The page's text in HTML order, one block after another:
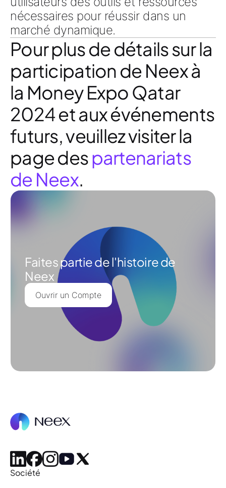
nécessaires pour réussir dans un
marché dynamique.
Pour plus de détails sur la
participation de Neex à
la Money Expo Qatar
2024 et aux événements
futurs, veuillez visiter la
page despartenariats
de Neex.
Faites partie de l'histoire de
Neex
Ouvrir un Compte
Société